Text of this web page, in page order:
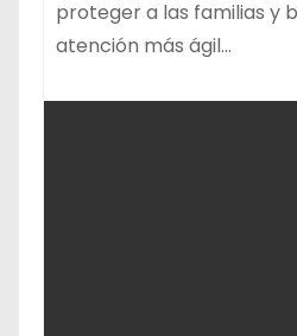
proteger a las familias y
atención más ágil…